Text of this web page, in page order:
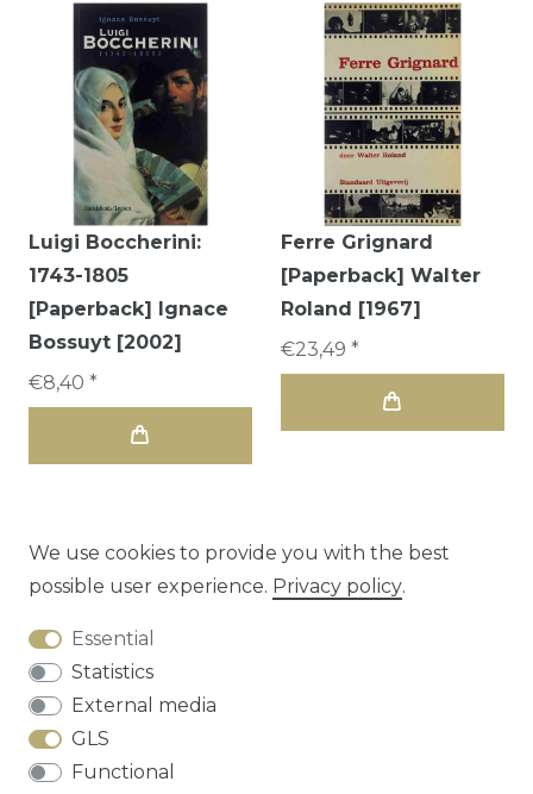
Luigi Boccherini:
1743-1805
[Paperback] Ignace
Bossuyt [2002]
€8,40 *
Ferre Grignard
[Paperback] Walter
Roland [1967]
€23,49 *
1 2 3
We use cookies to provide you with the best
possible user experience. Privacy policy.
Essential
Statistics
External media
GLS
Functional